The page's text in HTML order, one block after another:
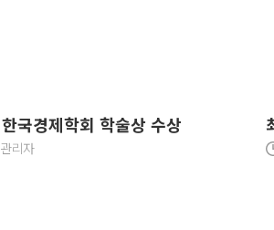
국경제학회 학술상 수상
관리자